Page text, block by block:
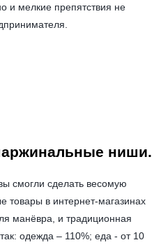
и мелкие препятствия не
ниши.
смогли сделать весомую
товары в интернет-магазинах
манёвра, и традиционная
одежда – 110%; еда - от 10